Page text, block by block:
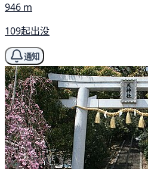
946 m
109起出没
通知